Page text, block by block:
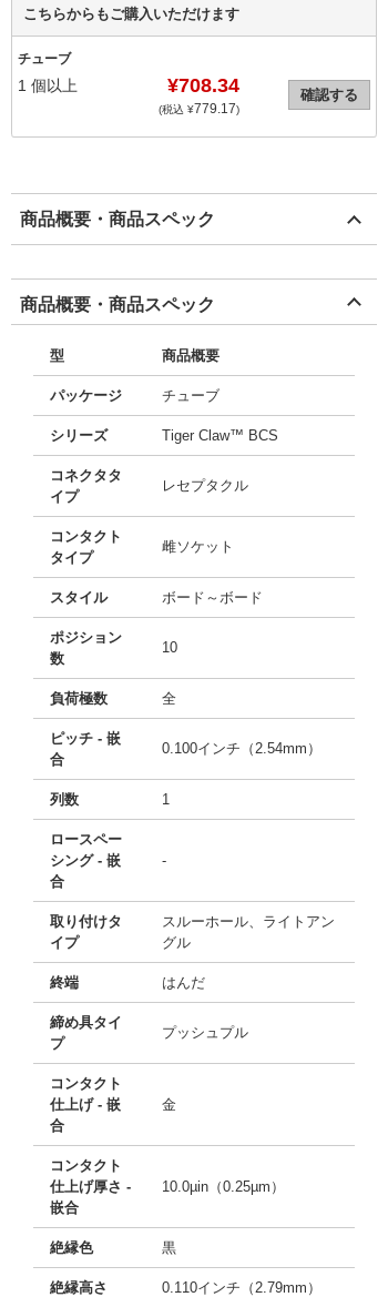
こちらからもご購入いただけます
チューブ
1 個以上 ¥708.34
(税込 ¥779.17)
確認する
商品概要・商品スペック
商品概要・商品スペック
型 商品概要
パッケージ チューブ
シリーズ Tiger Claw™ BCS
コネクタタ
イプ
レセプタクル
コンタクト
タイプ
雌ソケット
スタイル ボード～ボード
ポジション
数
10
負荷極数 全
ピッチ - 嵌
合
0.100インチ（2.54mm）
列数 1
ロースペー
シング - 嵌
合
-
取り付けタ
イプ
スルーホール、ライトアン
グル
終端 はんだ
締め具タイ
プ
プッシュプル
コンタクト
仕上げ - 嵌
合
金
コンタクト
仕上げ厚さ -
嵌合
10.0µin（0.25µm）
絶縁色 黒
絶縁高さ 0.110インチ（2.79mm）